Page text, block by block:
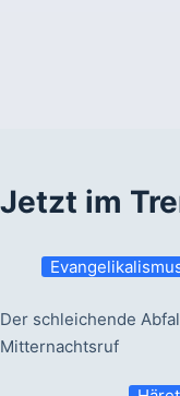
Jetzt im
Der schleichende
Mitternachtsruf